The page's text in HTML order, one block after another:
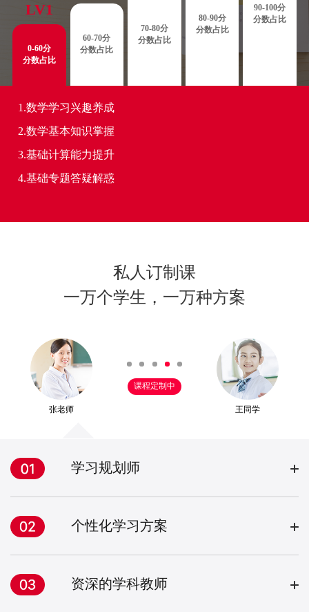
LV1
0-60分
分数占比
60-70分
分数占比
70-80分
分数占比
80-90分
分数占比
90-100分
分数占比
1.数学学习兴趣养成
2.数学基本知识掌握
3.基础计算能力提升
4.基础专题答疑解惑
私人订制课
一万个学生，一万种方案
张老师
课程定制中
王同学
学习规划师
个性化学习方案
资深的学科教师